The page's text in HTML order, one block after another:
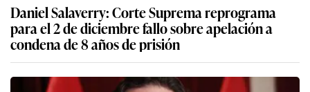
Daniel Salaverry: Corte Suprema reprograma
para el 2 de diciembre fallo sobre apelación a
condena de 8 años de prisión